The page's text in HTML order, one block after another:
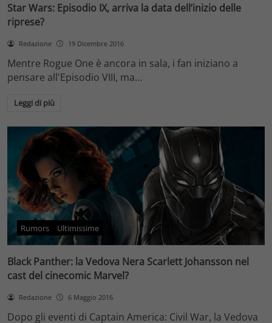
Star Wars: Episodio IX, arriva la data dell’inizio delle
riprese?
Redazione 19 Dicembre 2016
Mentre Rogue One è ancora in sala, i fan iniziano a
pensare all'Episodio VIII, ma…
Leggi di più
Rumors Ultimissime
Black Panther: la Vedova Nera Scarlett Johansson nel
cast del cinecomic Marvel?
Redazione 6 Maggio 2016
Dopo gli eventi di Captain America: Civil War, la Vedova